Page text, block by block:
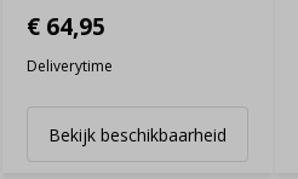
€ 64,95
Deliverytime
Bekijk beschikbaarheid